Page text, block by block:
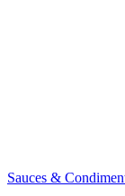
Sauces &